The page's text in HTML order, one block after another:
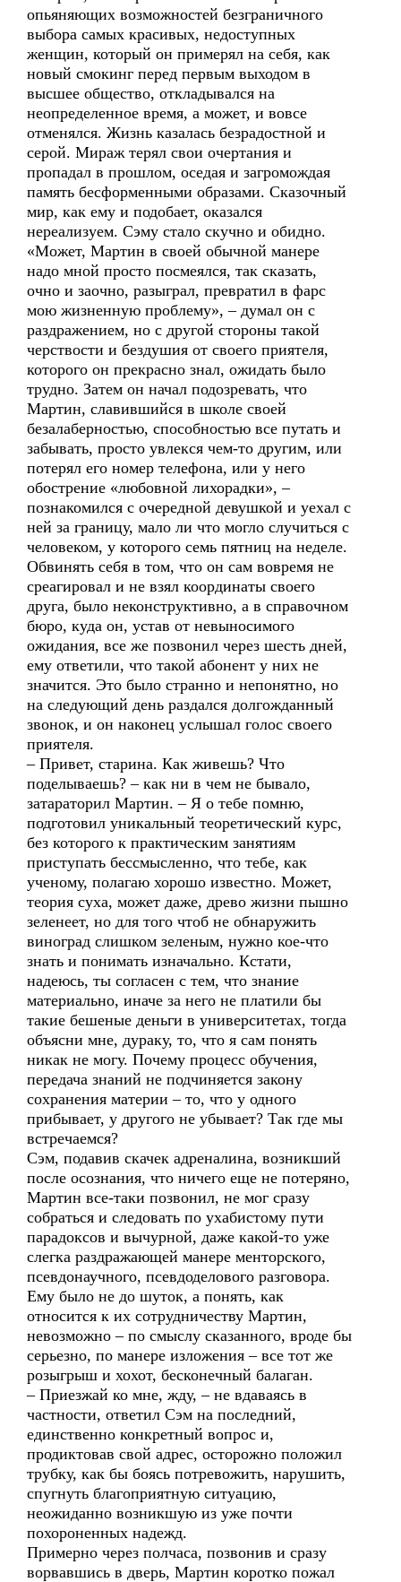
опьяняющих возможностей безграничного
выбора самых красивых, недоступных
женщин, который он примерял на себя, как
новый смокинг перед первым выходом в
высшее общество, откладывался на
неопределенное время, а может, и вовсе
отменялся. Жизнь казалась безрадостной и
серой. Мираж терял свои очертания и
пропадал в прошлом, оседая и загромождая
память бесформенными образами. Сказочный
мир, как ему и подобает, оказался
нереализуем. Сэму стало скучно и обидно.
«Может, Мартин в своей обычной манере
надо мной просто посмеялся, так сказать,
очно и заочно, разыграл, превратил в фарс
мою жизненную проблему», – думал он с
раздражением, но с другой стороны такой
черствости и бездушия от своего приятеля,
которого он прекрасно знал, ожидать было
трудно. Затем он начал подозревать, что
Мартин, славившийся в школе своей
безалаберностью, способностью все путать и
забывать, просто увлекся чем-то другим, или
потерял его номер телефона, или у него
обострение «любовной лихорадки», –
познакомился с очередной девушкой и уехал с
ней за границу, мало ли что могло случиться с
человеком, у которого семь пятниц на неделе.
Обвинять себя в том, что он сам вовремя не
среагировал и не взял координаты своего
друга, было неконструктивно, а в справочном
бюро, куда он, устав от невыносимого
ожидания, все же позвонил через шесть дней,
ему ответили, что такой абонент у них не
значится. Это было странно и непонятно, но
на следующий день раздался долгожданный
звонок, и он наконец услышал голос своего
приятеля.
– Привет, старина. Как живешь? Что
поделываешь? – как ни в чем не бывало,
затараторил Мартин. – Я о тебе помню,
подготовил уникальный теоретический курс,
без которого к практическим занятиям
приступать бессмысленно, что тебе, как
ученому, полагаю хорошо известно. Может,
теория суха, может даже, древо жизни пышно
зеленеет, но для того чтоб не обнаружить
виноград слишком зеленым, нужно кое-что
знать и понимать изначально. Кстати,
надеюсь, ты согласен с тем, что знание
материально, иначе за него не платили бы
такие бешеные деньги в университетах, тогда
объясни мне, дураку, то, что я сам понять
никак не могу. Почему процесс обучения,
передача знаний не подчиняется закону
сохранения материи – то, что у одного
прибывает, у другого не убывает? Так где мы
встречаемся?
Сэм, подавив скачек адреналина, возникший
после осознания, что ничего еще не потеряно,
Мартин все-таки позвонил, не мог сразу
собраться и следовать по ухабистому пути
парадоксов и вычурной, даже какой-то уже
слегка раздражающей манере менторского,
псевдонаучного, псевдоделового разговора.
Ему было не до шуток, а понять, как
относится к их сотрудничеству Мартин,
невозможно – по смыслу сказанного, вроде бы
серьезно, по манере изложения – все тот же
розыгрыш и хохот, бесконечный балаган.
– Приезжай ко мне, жду, – не вдаваясь в
частности, ответил Сэм на последний,
единственно конкретный вопрос и,
продиктовав свой адрес, осторожно положил
трубку, как бы боясь потревожить, нарушить,
спугнуть благоприятную ситуацию,
неожиданно возникшую из уже почти
похороненных надежд.
Примерно через полчаса, позвонив и сразу
ворвавшись в дверь, Мартин коротко пожал